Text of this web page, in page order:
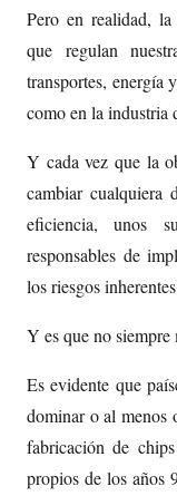
Pero en realidad,
que regulan
transportes, energía
como en la industria
Y cada vez que la
cambiar cualquiera
eficiencia, unos
responsables de
los riesgos
Y es que no siempre
Es evidente que
dominar o al menos
fabricación de
propios de los años